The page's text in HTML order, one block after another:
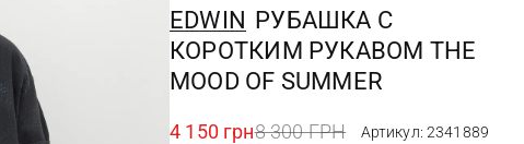
СОЗДАТЬ УЧЕТНУЮ ЗАПИСЬ
EDWIN РУБАШКА С
КОРОТКИМ РУКАВОМ THE
MOOD OF SUMMER
4 150 грн8 300 ГРН Артикул: 2341889